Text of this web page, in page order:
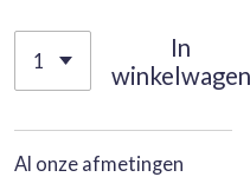
In
winkelwagen
Al onze afmetingen